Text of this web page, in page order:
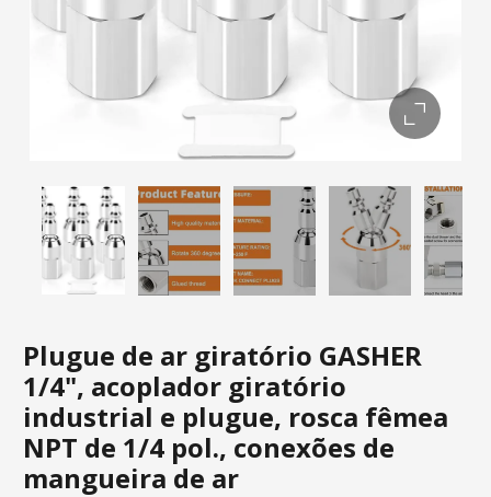
Plugue de ar giratório GASHER
1/4", acoplador giratório
industrial e plugue, rosca fêmea
NPT de 1/4 pol., conexões de
mangueira de ar